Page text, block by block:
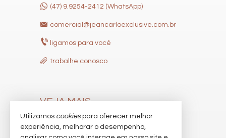
(47) 9.9254-2412 (WhatsApp)
comercial@jeancarloexclusive.com.br
ligamos para você
trabalhe conosco
VEJA MAIS
receba nosso newsletter
Utilizamos cookiespara oferecer melhor
experiência, melhorar o desempenho,